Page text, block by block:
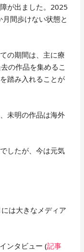
が出ました。2025
間歩けない状態と
の期間は、主に療
の作品を集めるこ
踏み入れることが
未明の作品は海外
したが、今は元気
は大きなメディア
ンタビュー (記事